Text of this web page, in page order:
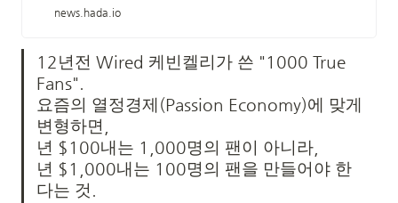
Economy)에 맞게 변형하면, 년 $100
Superfan을 만드는 방법 1. 대체제가
없는 프리미엄 콘텐트 제공 2. 실질적
인 가치와 결과를 제공 3.
Accountability(팬에게 판 것에 대한
책임의식) 4.
news.hada.io
12년전 Wired 케빈켈리가 쓴 "1000 True
Fans".
요즘의 열정경제(Passion Economy)에 맞게
변형하면,
년 $100내는 1,000명의 팬이 아니라,
년 $1,000내는 100명의 팬을 만들어야 한
다는 것.